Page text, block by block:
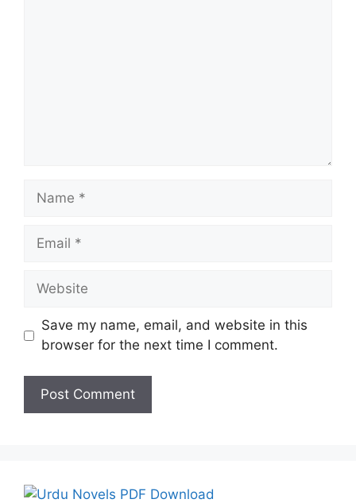
Name
Email
Website
Save my name, email, and website in this
browser for the next time I comment.